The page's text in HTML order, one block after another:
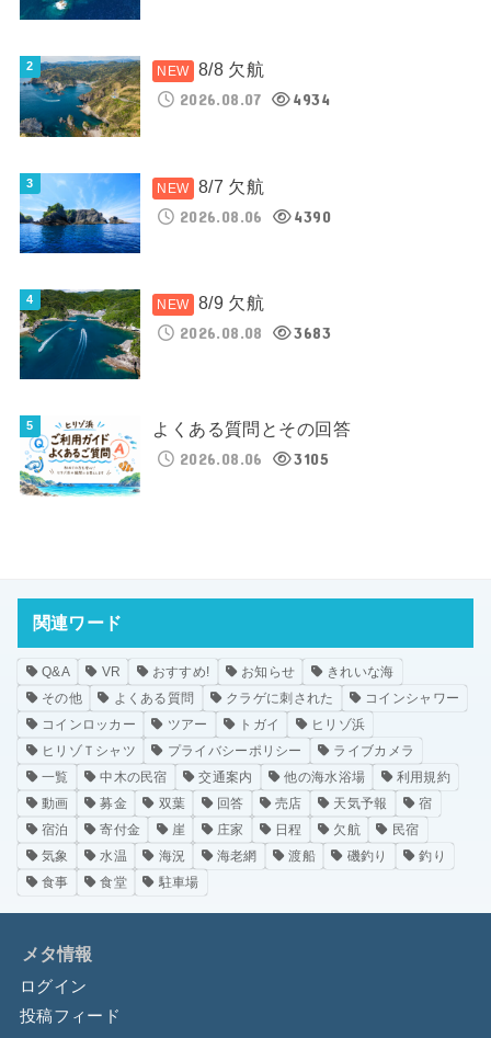
8/8 欠航
2026.08.07
4934
8/7 欠航
2026.08.06
4390
8/9 欠航
2026.08.08
3683
よくある質問とその回答
2026.08.06
3105
関連ワード
Q&A VR おすすめ! お知らせ
きれいな海
その他
よくある質問 クラゲに刺された
コインシャワー
コインロッカー
ツアー トガイ
ヒリゾ浜
ヒリゾＴシャツ
プライバシーポリシー
ライブカメラ
一覧
中木の民宿 交通案内 他の海水浴場
利用規約
動画
募金 双葉 回答 売店 天気予報
宿
宿泊
寄付金 崖 庄家 日程 欠航
民宿
気象
水温 海況 海老網 渡船 磯釣り
釣り
食事
食堂 駐車場
メタ情報
ログイン
投稿フィード